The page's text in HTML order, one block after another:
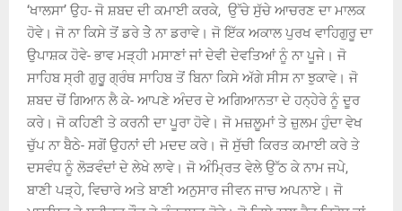
‘ਖਾਲਸਾ’ ਉਹ- ਜੋ ਸ਼ਬਦ ਦੀ ਕਮਾਈ ਕਰਕੇ, ਉੱਚੇ ਸੁੱਚੇ ਆਚਰਣ ਦਾ ਮਾਲਕ
ਹੋਵੇ। ਜੋ ਨਾ ਕਿਸੇ ਤੋਂ ਡਰੇ ਤੇੇ ਨਾ ਡਰਾਵੇ। ਜੋ ਇੱਕ ਅਕਾਲ ਪੁਰਖ ਵਾਹਿਗੁਰੂ ਦਾ
ਉਪਾਸ਼ਕ ਹੋਵੇ- ਭਾਵ ਮੜ੍ਹੀ ਮਸਾਣਾਂ ਜਾਂ ਦੇਵੀ ਦੇਵਤਿਆਂ ਨੂੰ ਨਾ ਪੂਜੇ। ਜੋ
ਸਾਹਿਬ ਸ੍ਰੀ ਗੁਰੂੁ ਗ੍ਰੰਥ ਸਾਹਿਬ ਤੋਂ ਬਿਨਾ ਕਿਸੇ ਅੱਗੇ ਸੀਸ ਨਾ ਝੁਕਾਵੇ। ਜੋ
ਸ਼ਬਦ ਚੋਂ ਗਿਆਨ ਲੈ ਕੇ- ਆਪਣੇ ਅੰਦਰ ਦੇ ਅਗਿਆਨਤਾ ਦੇ ਹਨ੍ਹੇਰੇ ਨੂੰ ਦੂਰ
ਕਰੇ। ਜੋ ਕਹਿਣੀ ਤੇ ਕਰਨੀ ਦਾ ਪੂਰਾ ਹੋਵੇ। ਜੋ ਮਜ਼ਲੂਮਾਂ ਤੇ ਜ਼ੁਲਮ ਹੁੰਦਾ ਵੇਖ
ਚੁੱਪ ਨਾ ਬੈਠੇ- ਸਗੋਂ ਉਹਨਾਂ ਦੀ ਮਦਦ ਕਰੇ। ਜੋ ਸੁੱਚੀ ਕਿਰਤ ਕਮਾਈ ਕਰੇ ਤੇ
ਦਸਵੰਧ ਨੂੰ ਲੋੜਵੰਦਾਂ ਦੇ ਲੇਖੇ ਲਾਵੇ। ਜੋ ਅੰਮ੍ਰਿਤ ਵੇਲੇ ਉੱਠ ਕੇ ਨਾਮ ਜਪੇ,
ਬਾਣੀ ਪੜ੍ਹੇ, ਵਿਚਾਰੇ ਅਤੇ ਬਾਣੀ ਅਨੁਸਾਰ ਜੀਵਨ ਜਾਚ ਅਪਨਾਏ। ਜੋ